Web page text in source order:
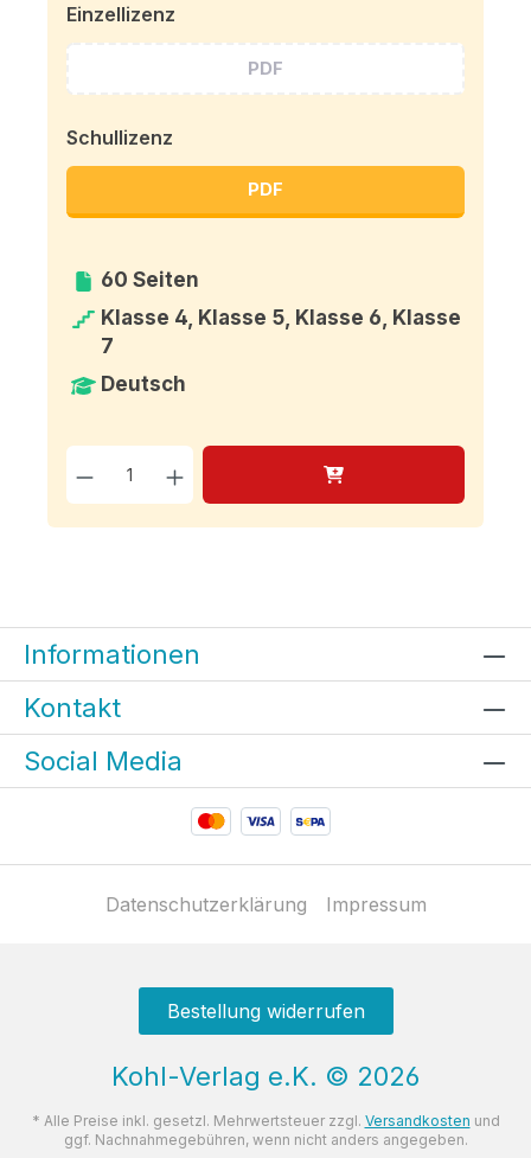
Einzellizenz
PDF
Schullizenz
PDF
60 Seiten
Klasse 4, Klasse 5, Klasse 6, Klasse
7
Deutsch
Produkt Anzahl: Gib den
Informationen
Kontakt
Social Media
Datenschutzerklärung Impressum
Bestellung widerrufen
Kohl-Verlag e.K. © 2026
* Alle Preise inkl. gesetzl. Mehrwertsteuer zzgl. Versandkosten und
ggf. Nachnahmegebühren, wenn nicht anders angegeben.